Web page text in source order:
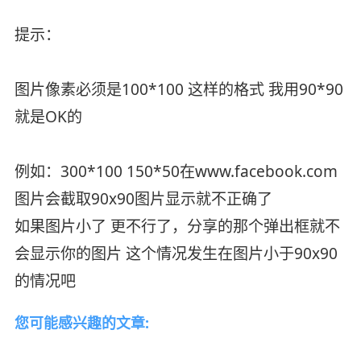
提示：
图片像素必须是100*100 这样的格式 我用90*90
就是OK的
例如：300*100 150*50在www.facebook.com
图片会截取90x90图片显示就不正确了
如果图片小了 更不行了，分享的那个弹出框就不
会显示你的图片 这个情况发生在图片小于90x90
的情况吧
您可能感兴趣的文章: